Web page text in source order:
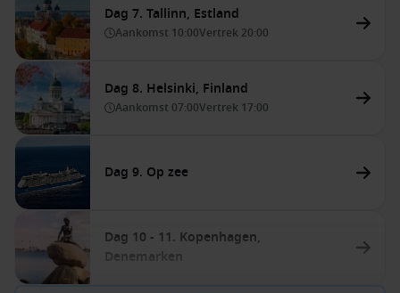
Dag 7. Tallinn, Estland
Aankomst 10:00Vertrek 20:00
Dag 8. Helsinki, Finland
Aankomst 07:00Vertrek 17:00
Dag 9. Op zee
Dag 10 - 11. Kopenhagen,
Denemarken